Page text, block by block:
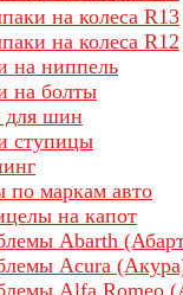
на колеса R13
на колеса R12
на ниппель
на болты
для шин
ступицы
по маркам авто
на капот
Abarth
Acura
Alfa Romeo